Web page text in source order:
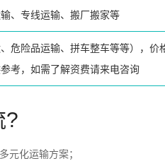
、专线运输、搬厂搬家等
危险品运输、拼车整车等等），价
考，如需了解资费请来电咨询
?
元化运输方案；